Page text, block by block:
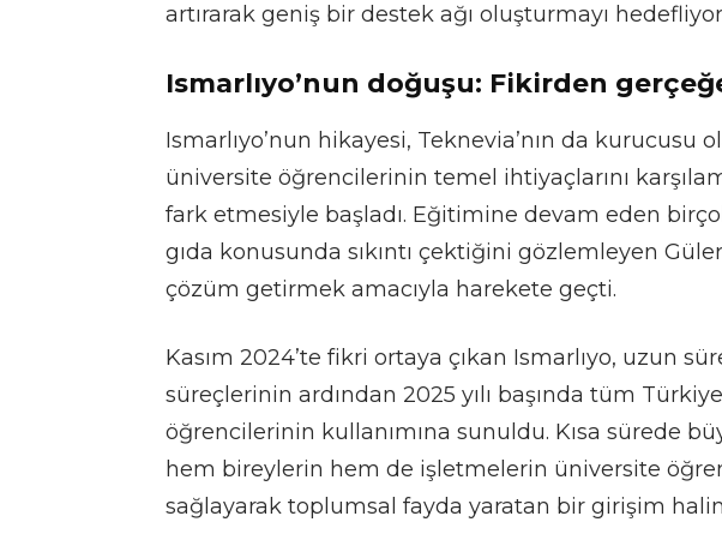
artırarak geniş bir destek ağı oluşturmayı
Ismarlıyo’nun doğuşu: Fikirden
Ismarlıyo’nun hikayesi, Teknevia’nın da kurucusu
üniversite öğrencilerinin temel ihtiyaçlarını
fark etmesiyle başladı. Eğitimine devam eden
gıda konusunda sıkıntı çektiğini gözlemleyen
çözüm getirmek amacıyla harekete geçti.
Kasım 2024’te fikri ortaya çıkan Ismarlıyo, uzun
süreçlerinin ardından 2025 yılı başında tüm
öğrencilerinin kullanımına sunuldu. Kısa sürede
hem bireylerin hem de işletmelerin üniversite
sağlayarak toplumsal fayda yaratan bir girişim